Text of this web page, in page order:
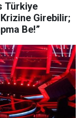
Türkiye
Krizine Girebilir;
Be!”